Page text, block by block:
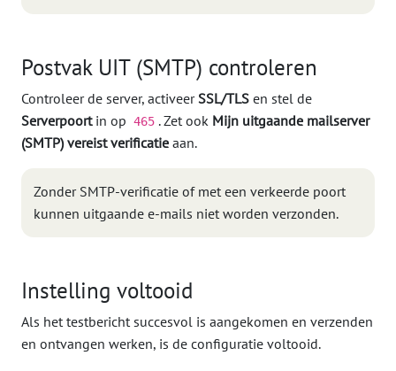
Postvak UIT (SMTP) controleren
Controleer de server, activeerSSL/TLS en stel de
Serverpoortin op 465 . Zet ook Mijn uitgaande mailserver
(SMTP) vereist verificatie aan.
Zonder SMTP-verificatie of met een verkeerde poort
kunnen uitgaande e-mails niet worden verzonden.
Instelling voltooid
Als het testbericht succesvol is aangekomen en verzenden
en ontvangen werken, is de configuratie voltooid.